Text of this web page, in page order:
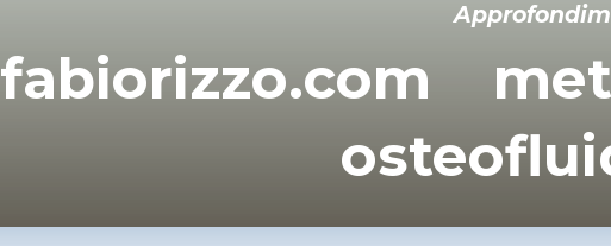
fabiorizzo.com